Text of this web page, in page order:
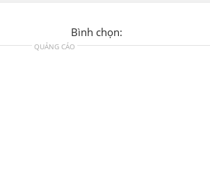
Bình chọn:
QUẢNG CÁO